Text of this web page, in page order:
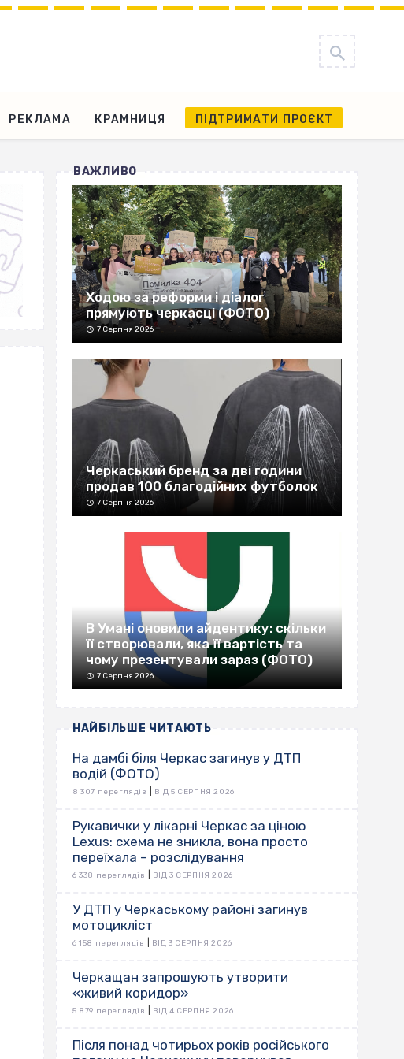
РЕКЛАМА КРАМНИЦЯ ПІДТРИМАТИ ПРОЄКТ
ВАЖЛИВО
Ходою за реформи і діалог
прямують черкасці (ФОТО)
7 Серпня 2026
Черкаський бренд за дві години
продав 100 благодійних футболок
7 Серпня 2026
В Умані оновили айдентику: скільки
її створювали, яка її вартість та
чому презентували зараз (ФОТО)
7 Серпня 2026
НАЙБІЛЬШЕ ЧИТАЮТЬ
На дамбі біля Черкас загинув у ДТП
водій (ФОТО)
8 307 переглядів ВІД 5 СЕРПНЯ 2026
Рукавички у лікарні Черкас за ціною
Lexus: схема не зникла, вона просто
переїхала – розслідування
6 338 переглядів ВІД 3 СЕРПНЯ 2026
У ДТП у Черкаському районі загинув
мотоцикліст
6 158 переглядів ВІД 3 СЕРПНЯ 2026
Черкащан запрошують утворити
«живий коридор»
5 879 переглядів ВІД 4 СЕРПНЯ 2026
Після понад чотирьох років російського